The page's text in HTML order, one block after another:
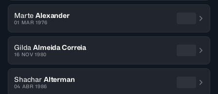
Marte Alexander
01 MAR 1976
Gilda Almeida Correia
16 NOV 1980
Shachar Alterman
04 ABR 1986